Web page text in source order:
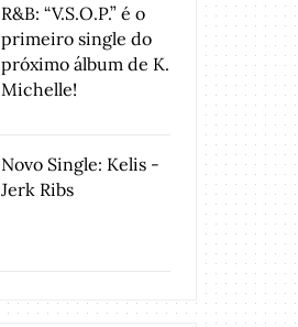
R&B: “V.S.O.P.” é o
primeiro single do
próximo álbum de K.
Michelle!
Novo Single: Kelis -
Jerk Ribs